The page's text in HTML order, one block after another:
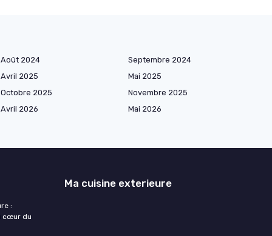
Août 2024
Septembre 2024
Avril 2025
Mai 2025
Octobre 2025
Novembre 2025
Avril 2026
Mai 2026
:
cœur du
Ma cuisine exterieure